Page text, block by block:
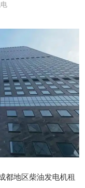
都地区柴油发电机租